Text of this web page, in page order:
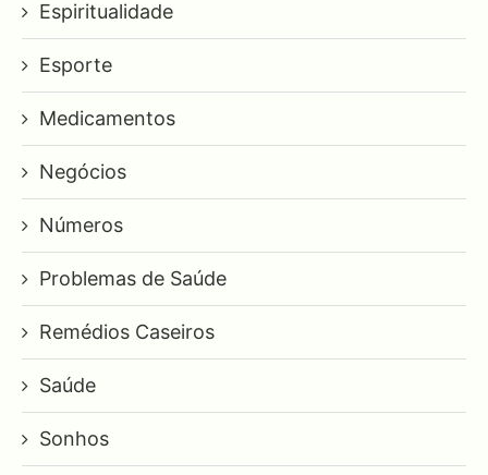
Espiritualidade
Esporte
Medicamentos
Negócios
Números
Problemas de Saúde
Remédios Caseiros
Saúde
Sonhos